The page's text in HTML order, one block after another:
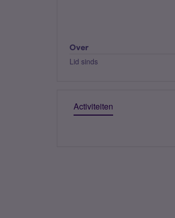
Over
Lid sinds
Activiteiten